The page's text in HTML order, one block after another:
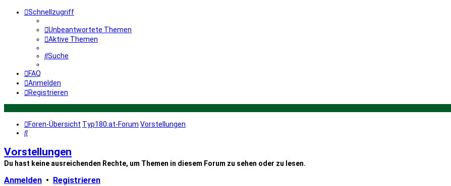
Schnellzugriff
Unbeantwortete Themen
Aktive Themen
Suche
FAQ
Anmelden
Registrieren
Foren-Übersicht Typ180.at-Forum Vorstellungen
Suche
Vorstellungen
Du hast keine ausreichenden Rechte, um Themen in diesem Forum zu sehen oder zu lesen.
Anmelden • Registrieren